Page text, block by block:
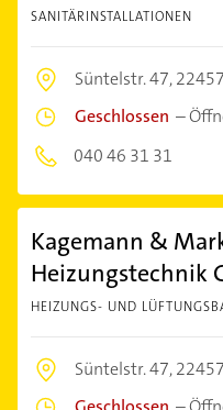
SANITÄRINSTALLATIONEN
Süntelstr. 47,
Geschlossen –
040 46 31 31
Kagemann &
Heizungstechnik
HEIZUNGS- UND
Süntelstr. 47,